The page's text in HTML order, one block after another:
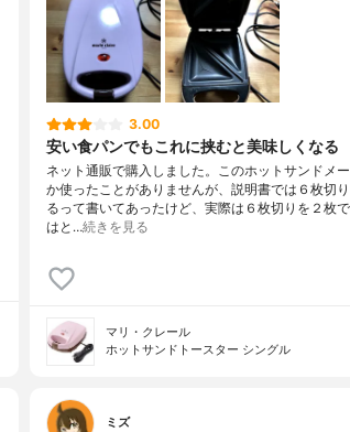
3.00
安い食パンでもこれに挟むと美味しくなる
ネット通販で購入しました。このホットサンドメ
か使ったことがありませんが、説明書では６枚切
るって書いてあったけど、実際は６枚切りを２枚
はと…続きを見る
マリ・クレール
ホットサンドトースター シングル
ミズ